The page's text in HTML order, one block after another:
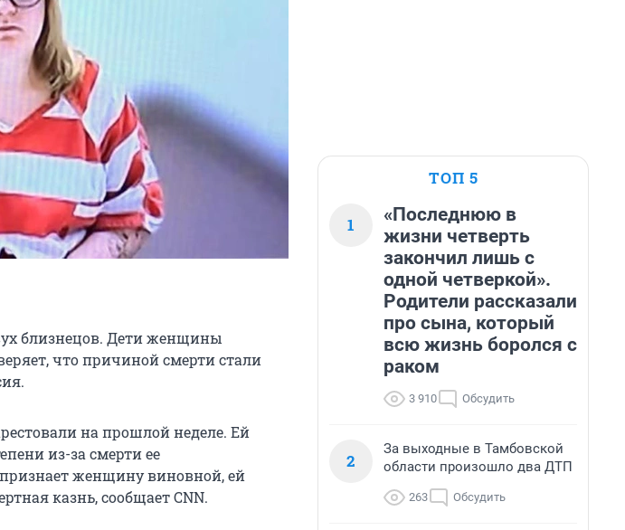
близнецов. Дети женщины
что причиной смерти стали
на прошлой неделе. Ей
из-за смерти ее
женщину виновной, ей
казнь, сообщает CNN.
ТОП 5
1
«Последнюю в
жизни четверть
закончил лишь с
одной четверкой».
Родители рассказали
про сына, который
всю жизнь боролся с
раком
3 910 Обсудить
2
За выходные в Тамбовской
области произошло два ДТП
263 Обсудить